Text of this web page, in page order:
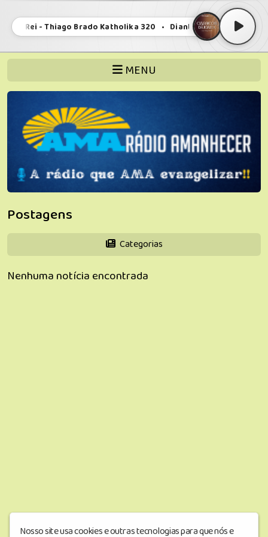
do Rei - Thiago Brado Katholika 320 • Diante do Rei - Thiago
MENU
Postagens
Categorias
Nenhuma notícia encontrada
Nosso site usa cookies e outras tecnologias para que nós e